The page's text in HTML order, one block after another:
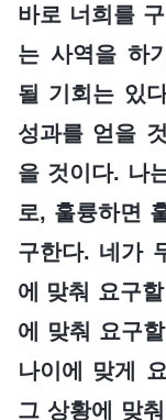
바로 너희를
는 사역을 하
될 기회는 있
성과를 얻을
을 것이다. 나
로, 훌륭하면
구한다. 네가
에 맞춰 요구
에 맞춰 요구
나이에 맞게
그 상황에 맞